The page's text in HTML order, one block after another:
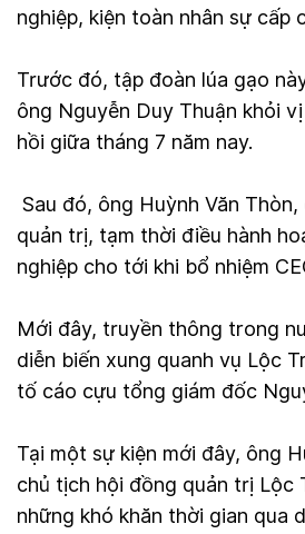
nghiệp, kiện toàn nhân sự cấp
Trước đó, tập đoàn lúa gạo
ông Nguyễn Duy Thuận khỏi
hồi giữa tháng 7 năm nay.
Sau đó, ông Huỳnh Văn
quản trị, tạm thời điều hành
nghiệp cho tới khi bổ nhiệm
Mới đây, truyền thông trong
diễn biến xung quanh vụ Lộc
tố cáo cựu tổng giám đốc
Tại một sự kiện mới đây, ông
chủ tịch hội đồng quản trị Lộc
những khó khăn thời gian qua